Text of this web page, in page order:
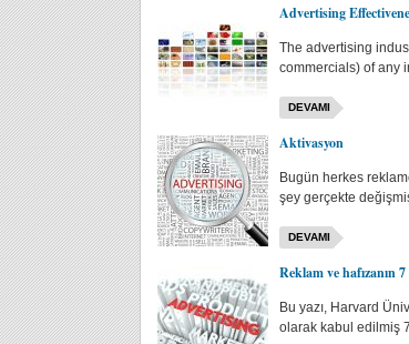
Advertising
The advertising
commercials) of any
DEVAMI
Aktivasyon
Bugün herkes
şey gerçekte
DEVAMI
Reklam ve hafızanın
Bu yazı, Harvard
olarak kabul edilmiş